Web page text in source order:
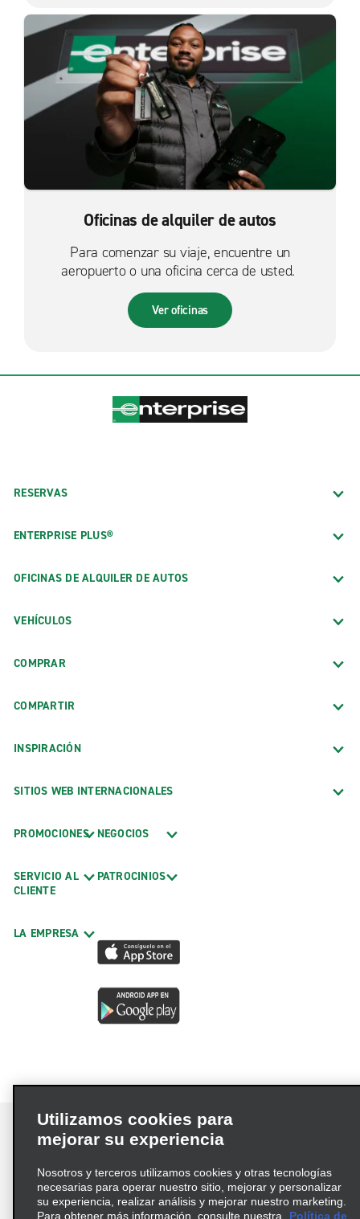
Oficinas de alquiler de autos
Para comenzar su viaje, encuentre un
aeropuerto o una oficina cerca de usted.
Ver oficinas
RESERVAS
ENTERPRISE PLUS®
OFICINAS DE ALQUILER DE AUTOS
VEHÍCULOS
COMPRAR
COMPARTIR
INSPIRACIÓN
SITIOS WEB INTERNACIONALES
PROMOCIONES
SERVICIO AL
CLIENTE
LA EMPRESA
NEGOCIOS
PATROCINIOS
Términos de uso
Política de privacidad
Política de cookies
Utilizamos cookies para
mejorar su experiencia
Nosotros y terceros utilizamos cookies y otras tecnologías
necesarias para operar nuestro sitio, mejorar y personalizar
su experiencia, realizar análisis y mejorar nuestro marketing.
Para obtener más información, consulte nuestra
Política de